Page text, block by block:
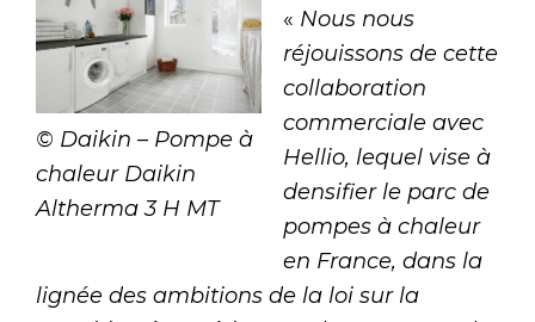
© Daikin – Pompe à
chaleur Daikin
Altherma 3 H MT
« Nous nous
réjouissons de cette
collaboration
commerciale avec
Hellio, lequel vise à
densifier le parc de
pompes à chaleur
en France, dans la
lignée des ambitions de la loi sur la